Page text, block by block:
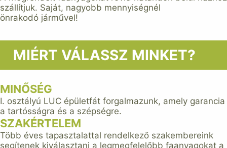
szállítjuk. Saját, nagyobb mennyiségnél
önrakodó járművel!
MIÉRT VÁLASSZ MINKET?
MINŐSÉG
I. osztályú LUC épületfát forgalmazunk, amely garancia
a tartósságra és a szépségre.
SZAKÉRTELEM
Több éves tapasztalattal rendelkező szakembereink
segítenek kiválasztani a legmegfelelőbb faanyagokat a